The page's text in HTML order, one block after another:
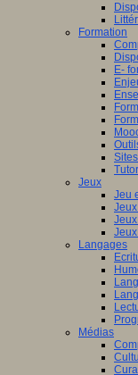
Formation
E-
Jeux
Jeu
Langages
Médias